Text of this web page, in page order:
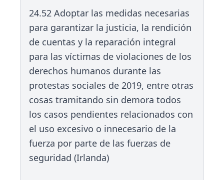
24.52 Adoptar las medidas necesarias
para garantizar la justicia, la rendición
de cuentas y la reparación integral
para las víctimas de violaciones de los
derechos humanos durante las
protestas sociales de 2019, entre otras
cosas tramitando sin demora todos
los casos pendientes relacionados con
el uso excesivo o innecesario de la
fuerza por parte de las fuerzas de
seguridad (Irlanda)